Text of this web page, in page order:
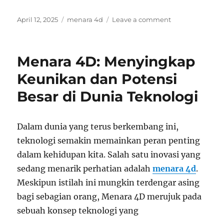
Posted
April 12, 2025 Tags
menara 4d Leave a commenton
Teknologi
dan
Arsitektur
dalam
Satu
Menara 4D: Menyingkap
Keunikan dan Potensi
Besar di Dunia Teknologi
Dalam dunia yang terus berkembang ini,
teknologi semakin memainkan peran penting
dalam kehidupan kita. Salah satu inovasi yang
sedang menarik perhatian adalahmenara 4d.
Meskipun istilah ini mungkin terdengar asing
bagi sebagian orang, Menara 4D merujuk pada
sebuah konsep teknologi yang